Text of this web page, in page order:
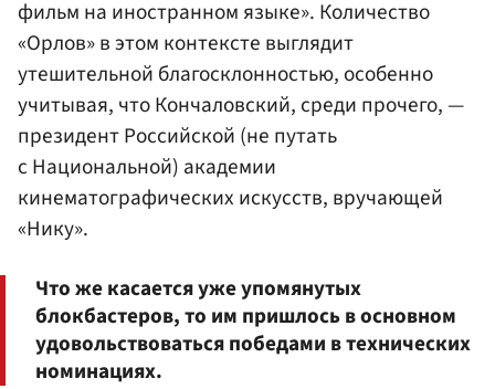
фильм на иностранном языке». Количество
«Орлов» в этом контексте выглядит
утешительной благосклонностью, особенно
учитывая, что Кончаловский, среди прочего, —
президент Российской (не путать
с Национальной) академии
кинематографических искусств, вручающей
«Нику».
Что же касается уже упомянутых
блокбастеров, то им пришлось в основном
удовольствоваться победами в технических
номинациях.